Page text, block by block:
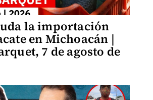
la importación
en Michoacán |
7 de agosto de